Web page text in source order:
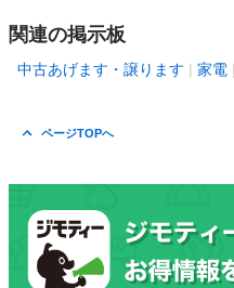
関連の掲示板
中古あげます・譲ります 家電
ページTOPへ